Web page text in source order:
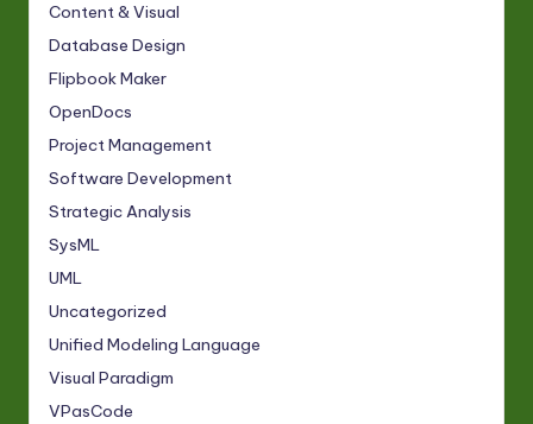
Content & Visual
Database Design
Flipbook Maker
OpenDocs
Project Management
Software Development
Strategic Analysis
SysML
UML
Uncategorized
Unified Modeling Language
Visual Paradigm
VPasCode